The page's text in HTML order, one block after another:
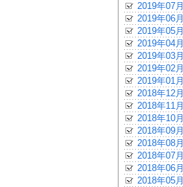
2019年07月
2019年06月
2019年05月
2019年04月
2019年03月
2019年02月
2019年01月
2018年12月
2018年11月
2018年10月
2018年09月
2018年08月
2018年07月
2018年06月
2018年05月